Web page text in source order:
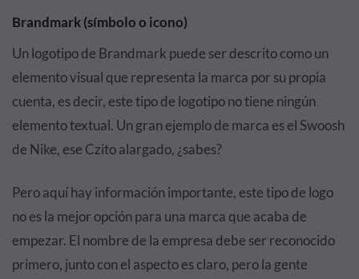
Brandmark (símbolo o icono)
Un logotipo de Brandmark puede ser descrito como un
elemento visual que representa la marca por su propia
cuenta, es decir, este tipo de logotipo no tiene ningún
elemento textual. Un gran ejemplo de marca es el Swoosh
de Nike, ese Czito alargado, ¿sabes?
Pero aquí hay información importante, este tipo de logo
no es la mejor opción para una marca que acaba de
empezar. El nombre de la empresa debe ser reconocido
primero, junto con el aspecto es claro, pero la gente